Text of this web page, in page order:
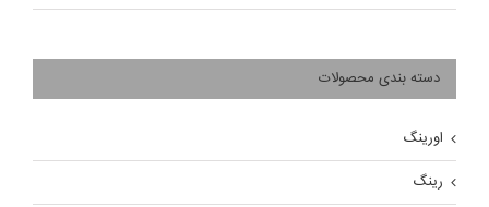
دسته بندی محصولات
اورینگ
رینگ